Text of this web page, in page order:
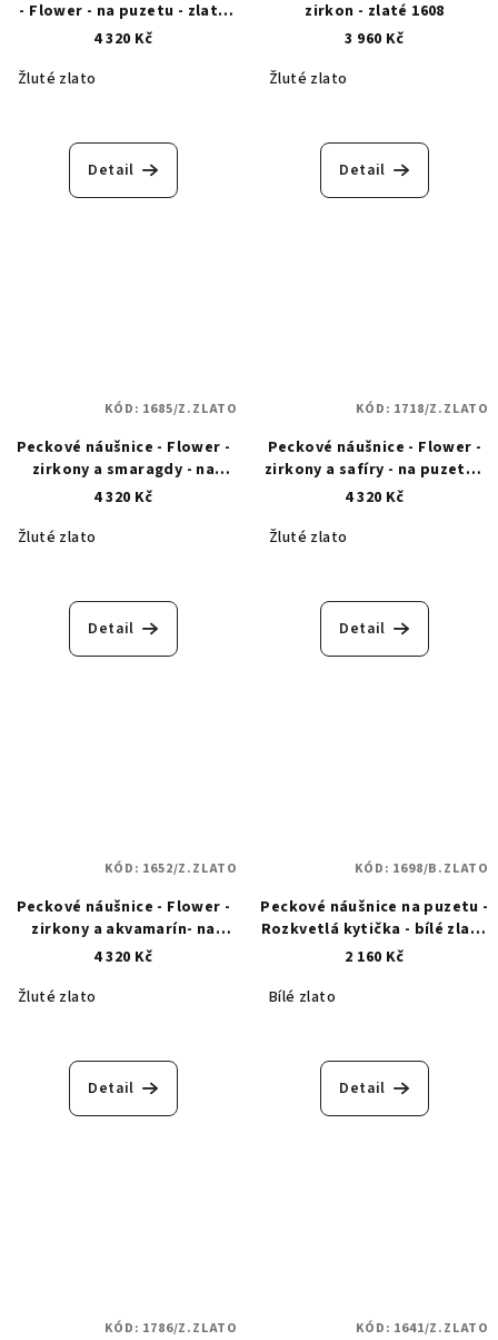
- Flower - na puzetu - zlaté
1512
4 320 Kč
Žluté zlato
Detail
zirkon - zlaté 1608
3 960 Kč
Žluté zlato
Detail
Peckové náušnice - Flower -
zirkony a smaragdy - na
puzetu - zlaté 1685
4 320 Kč
Žluté zlato
Detail
KÓD: 1685/Z.ZLATO
Peckové náušnice - Flower -
zirkony a safíry - na puzetu -
zlaté 1718
4 320 Kč
Žluté zlato
Detail
KÓD: 1718/Z.ZLATO
Peckové náušnice - Flower -
zirkony a akvamarín- na
puzetu - zlaté 1652
4 320 Kč
Žluté zlato
Detail
KÓD: 1652/Z.ZLATO
Peckové náušnice na puzetu -
Rozkvetlá kytička - bílé zlato
1698
2 160 Kč
Bílé zlato
Detail
KÓD: 1698/B.ZLATO
KÓD: 1786/Z.ZLATO KÓD: 1641/Z.ZLATO